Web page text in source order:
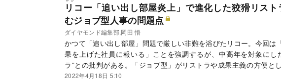
リコー「追い出し部屋炎上」で進化した狡猾リス
むジョブ型人事の問題点
ダイヤモンド編集部,岡田 悟
かつて「追い出し部屋」問題で厳しい非難を浴びたリコー。今回は
果を上げた社員に報いる」ことを強調するが、中高年を対象にし
ラ”との批判がある。「ジョブ型」がリストラや成果主義の方便と
門家からは疑問の声が上がる。混乱の原因をひもとくと……
2022年4月18日 5:10